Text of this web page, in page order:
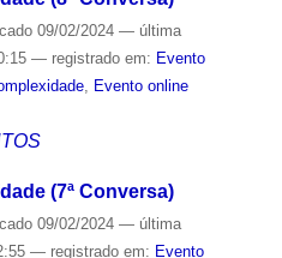
09/02/2024 — última
— registrado em: Evento
, Evento online
(7ª Conversa)
09/02/2024 — última
— registrado em: Evento